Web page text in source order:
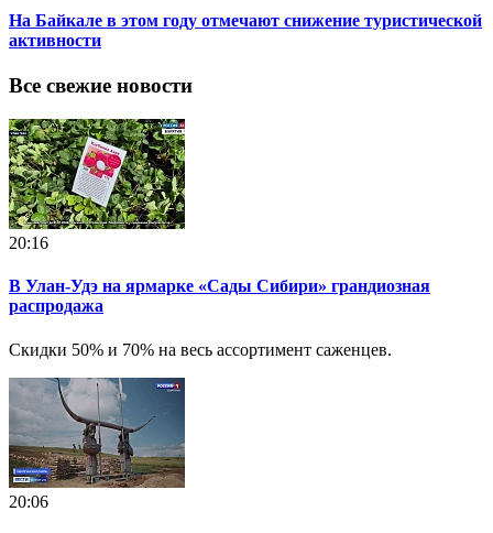
На Байкале в этом году отмечают снижение туристической
активности
Все свежие новости
20:16
В Улан-Удэ на ярмарке «Сады Сибири» грандиозная
распродажа
Скидки 50% и 70% на весь ассортимент саженцев.
20:06